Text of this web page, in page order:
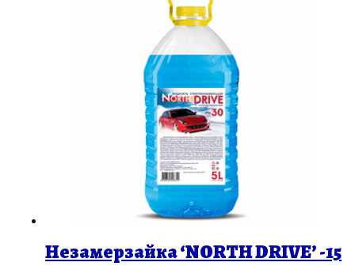
Незамерзайка ‘NORTH DRIVE’ -15